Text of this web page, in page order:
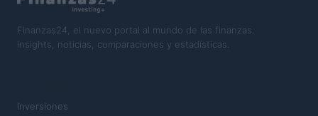
Finanzas24, el nuevo portal al mundo de las finanzas.
Insights, noticias, comparaciones y estadísticas.
Inversiones